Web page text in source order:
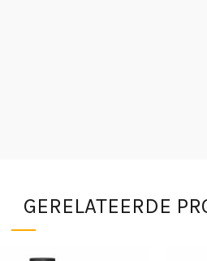
GERELATEERDE